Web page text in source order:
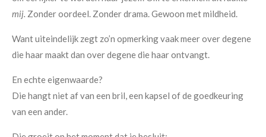
mij. Zonder oordeel. Zonder drama. Gewoon met mildheid.
Want uiteindelijk zegt zo’n opmerking vaak meer over degene
die haar maakt dan over degene die haar ontvangt.
En echte eigenwaarde?
Die hangt niet af van een bril, een kapsel of de goedkeuring
van een ander.